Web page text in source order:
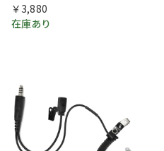
￥3,880
在庫あり